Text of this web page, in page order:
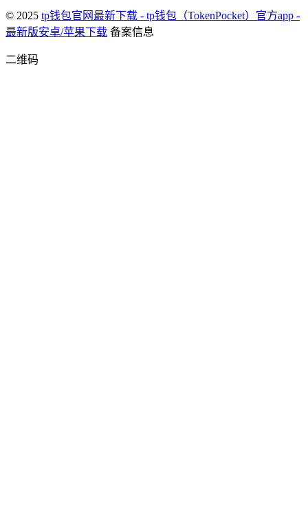
© 2025 tp钱包官网最新下载 - tp钱包（TokenPocket）官方app -
最新版安卓/苹果下载 备案信息
二维码